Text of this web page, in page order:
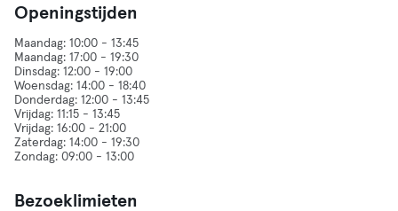
Openingstijden
Maandag: 10:00 - 13:45
Maandag: 17:00 - 19:30
Dinsdag: 12:00 - 19:00
Woensdag: 14:00 - 18:40
Donderdag: 12:00 - 13:45
Vrijdag: 11:15 - 13:45
Vrijdag: 16:00 - 21:00
Zaterdag: 14:00 - 19:30
Bezoeklimieten